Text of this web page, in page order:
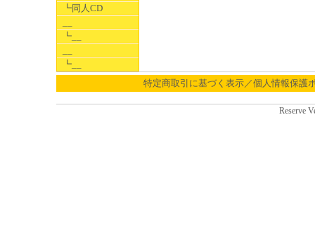
┗同人CD
┗__
┗__
特定商取引に基づく表示／個人情報保護
Reserve